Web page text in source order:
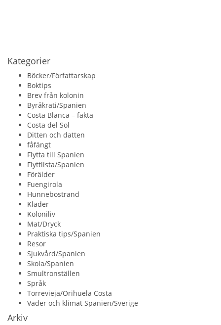
Kategorier
Böcker/Författarskap
Boktips
Brev från kolonin
Byråkrati/Spanien
Costa Blanca – fakta
Costa del Sol
Ditten och datten
fåfängt
Flytta till Spanien
Flyttlista/Spanien
Förälder
Fuengirola
Hunnebostrand
Kläder
Koloniliv
Mat/Dryck
Praktiska tips/Spanien
Resor
Sjukvård/Spanien
Skola/Spanien
Smultronställen
Språk
Torrevieja/Orihuela Costa
Väder och klimat Spanien/Sverige
Arkiv